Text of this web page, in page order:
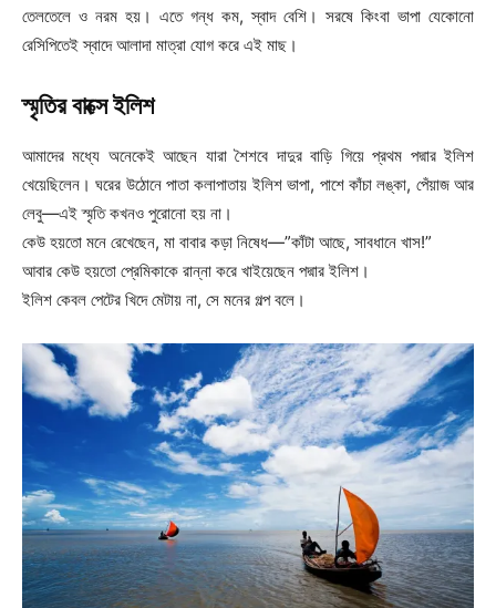
তেলতেলে ও নরম হয়। এতে গন্ধ কম, স্বাদ বেশি। সরষে কিংবা ভাপা যেকোনো
রেসিপিতেই স্বাদে আলাদা মাত্রা যোগ করে এই মাছ।
স্মৃতির বাক্সে ইলিশ
আমাদের মধ্যে অনেকেই আছেন যারা শৈশবে দাদুর বাড়ি গিয়ে প্রথম পদ্মার ইলিশ
খেয়েছিলেন। ঘরের উঠোনে পাতা কলাপাতায় ইলিশ ভাপা, পাশে কাঁচা লঙ্কা, পেঁয়াজ আর
লেবু—এই স্মৃতি কখনও পুরোনো হয় না।
কেউ হয়তো মনে রেখেছেন, মা বাবার কড়া নিষেধ—”কাঁটা আছে, সাবধানে খাস!”
আবার কেউ হয়তো প্রেমিকাকে রান্না করে খাইয়েছেন পদ্মার ইলিশ।
ইলিশ কেবল পেটের খিদে মেটায় না, সে মনের গল্প বলে।